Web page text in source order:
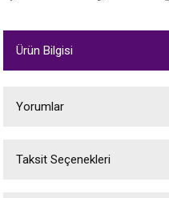
Ürün Bilgisi
Yorumlar
Taksit Seçenekleri